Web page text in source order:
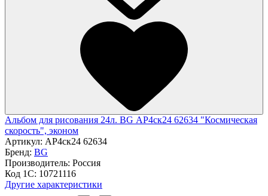
Альбом для рисования 24л. BG АР4ск24 62634 "Космическая
скорость", эконом
Артикул: АР4ск24 62634
Бренд: BG
Производитель: Россия
Код 1С: 10721116
Другие характеристики